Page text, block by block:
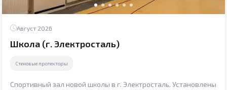
Август 2026
Школа (г. Электросталь)
Стеновые протекторы
Спортивный зал новой школы в г. Электросталь. Установлены